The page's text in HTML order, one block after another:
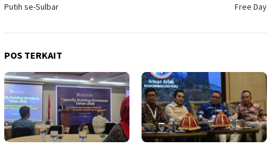
Putih se-Sulbar
Free Day
POS TERKAIT